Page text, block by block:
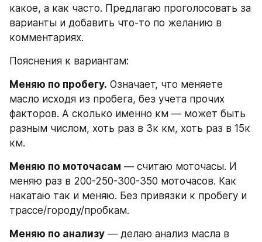
какое, а как часто. Предлагаю проголосовать за
варианты и добавить что-то по желанию в
комментариях.
Пояснения к вариантам:
Меняю по пробегу. Означает, что меняете
масло исходя из пробега, без учета прочих
факторов. А сколько именно км — может быть
разным числом, хоть раз в 3к км, хоть раз в 15к
км.
Меняю по моточасам — считаю моточасы. И
меняю раз в 200-250-300-350 моточасов. Как
накатаю так и меняю. Без привязки к пробегу и
трассе/городу/пробкам.
Меняю по анализу — делаю анализ масла в